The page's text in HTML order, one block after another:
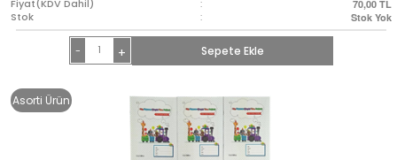
Fiyat(KDV Dahil) : 70,00 TL
Stok : Stok Yok
- + Sepete Ekle
Asorti Ürün